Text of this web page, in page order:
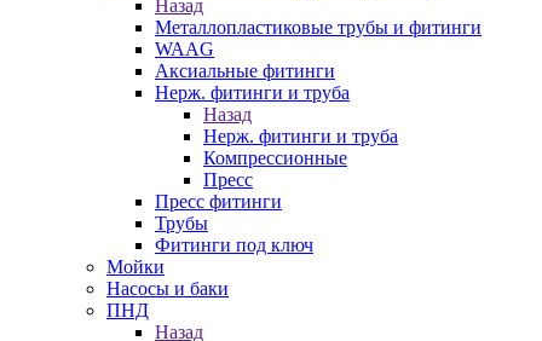
Назад
Металлопластиковые трубы и фитинги
WAAG
Аксиальные фитинги
Нерж. фитинги и труба
Назад
Нерж. фитинги и труба
Компрессионные
Пресс
Пресс фитинги
Трубы
Фитинги под ключ
Мойки
Насосы и баки
ПНД
Назад